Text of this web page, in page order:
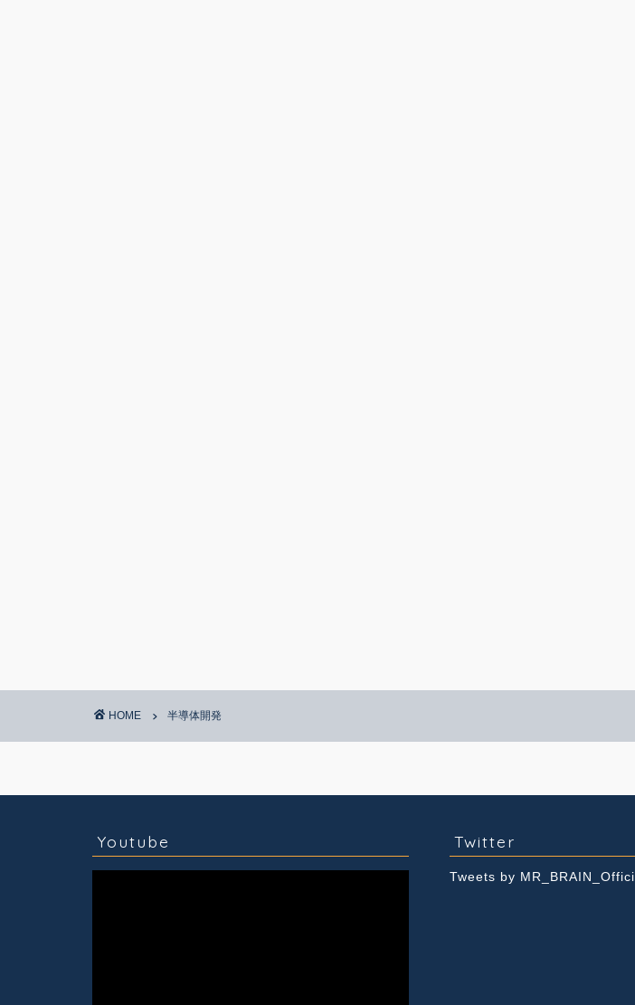
HOME 半導体開発
Youtube Twitter
Tweets by MR_BRAIN_Offici